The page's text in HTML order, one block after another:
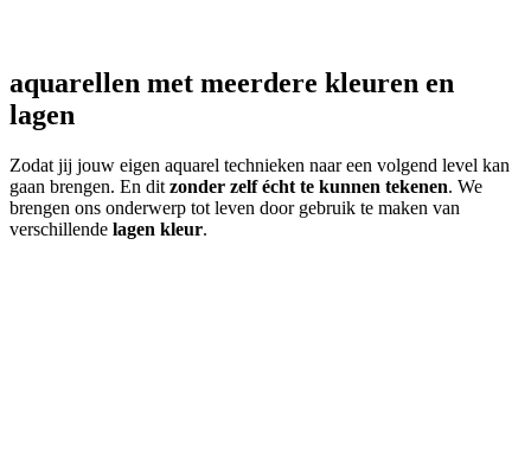
aquarellen met meerdere kleuren en
lagen
Zodat jij jouw eigen aquarel technieken naar een volgend level kan
gaan brengen. En dit zonder zelf écht te kunnen tekenen. We
brengen ons onderwerp tot leven door gebruik te maken van
verschillende lagen kleur.